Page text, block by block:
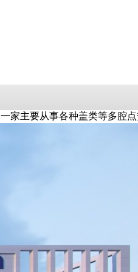
主要从事各种盖类等多腔点